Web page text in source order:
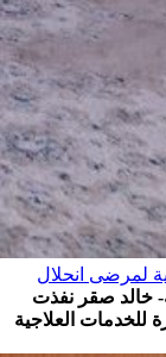
لمرضى انحلال
خالد صقر نفذت
للخدمات العلاجية